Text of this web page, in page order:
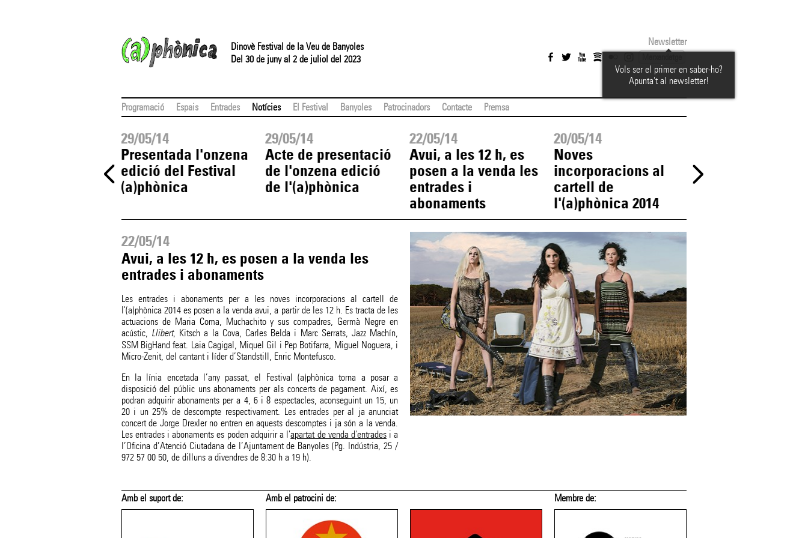
Dinovè Festival de la Veu de Banyoles
Del 30 de juny al 2 de juliol del 2023
Newsletter
Vols ser el primer en saber-ho?
Apunta't al newsletter!
Programació Espais Entrades Notícies El Festival Banyoles Patrocinadors Contacte Premsa
(a) 2014 a
29/05/14
Presentada l'onzena
edició del Festival
(a)phònica
29/05/14
Acte de presentació
de l'onzena edició
de l'(a)phònica
22/05/14
Avui, a les 12 h, es
posen a la venda les
entrades i
abonaments
20/05/14
Noves
incorporacions al
cartell de
l'(a)phònica 2014
Grison,
22/05/14
Avui, a les 12 h, es posen a la venda les
entrades i abonaments
Les entrades i abonaments per a les noves incorporacions al cartell de
l'(a)phònica 2014 es posen a la venda avui, a partir de les 12 h. Es tracta de les
actuacions de Maria Coma, Muchachito y sus compadres, Germà Negre en
acústic, Llibert, Kitsch a la Cova, Carles Belda i Marc Serrats, Jazz Machín,
SSM BigHand feat. Laia Cagigal, Miquel Gil i Pep Botifarra, Miguel Noguera, i
Micro-Zenit, del cantant i líder d’Standstill, Enric Montefusco.
En la línia encetada l’any passat, el Festival (a)phònica torna a posar a
disposició del públic uns abonaments per als concerts de pagament. Així, es
podran adquirir abonaments per a 4, 6 i 8 espectacles, aconseguint un 15, un
20 i un 25% de descompte respectivament. Les entrades per al ja anunciat
concert de Jorge Drexler no entren en aquests descomptes i ja són a la venda.
Les entrades i abonaments es poden adquirir a l'apartat de venda d'entradesi a
l’Oficina d’Atenció Ciutadana de l’Ajuntament de Banyoles (Pg. Indústria, 25 /
972 57 00 50, de dilluns a divendres de 8:30 h a 19 h).
Amb el suport de: Amb el patrocini de: Membre de: